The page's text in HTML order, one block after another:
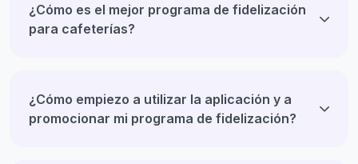
¿Cómo es el mejor programa de fidelización
para cafeterías?
¿Cómo empiezo a utilizar la aplicación y a
promocionar mi programa de fidelización?